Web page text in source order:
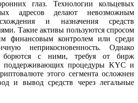
глаз. Технологии кольцевых
адресов делают невозможным
и назначения средств
Такие активы пользуются спросом
финансовым контролем или среди
неприкосновенность. Однако
борются с ними, требуя от бирж
поддерживающих процедуры KYC и
этого сегмента осложнен
и вывод средств через легальные